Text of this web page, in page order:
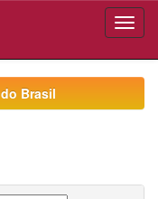
Brasil